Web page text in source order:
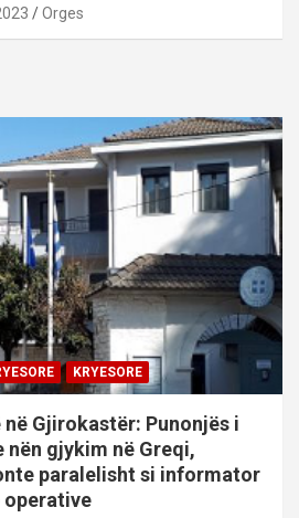
Orges
KRYESORE
Gjirokastër: Punonjës i
nën gjykim në Greqi,
paralelisht si informator
operative